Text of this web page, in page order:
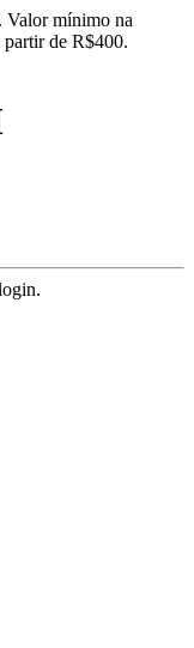
Valor mínimo na
de R$400.